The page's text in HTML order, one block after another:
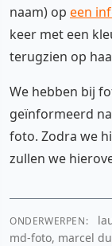
naam) op een
keer met een
terugzien op
We hebben bij
geïnformeerd
foto. Zodra we
zullen we
ONDERWERPEN:
md-foto, marcel